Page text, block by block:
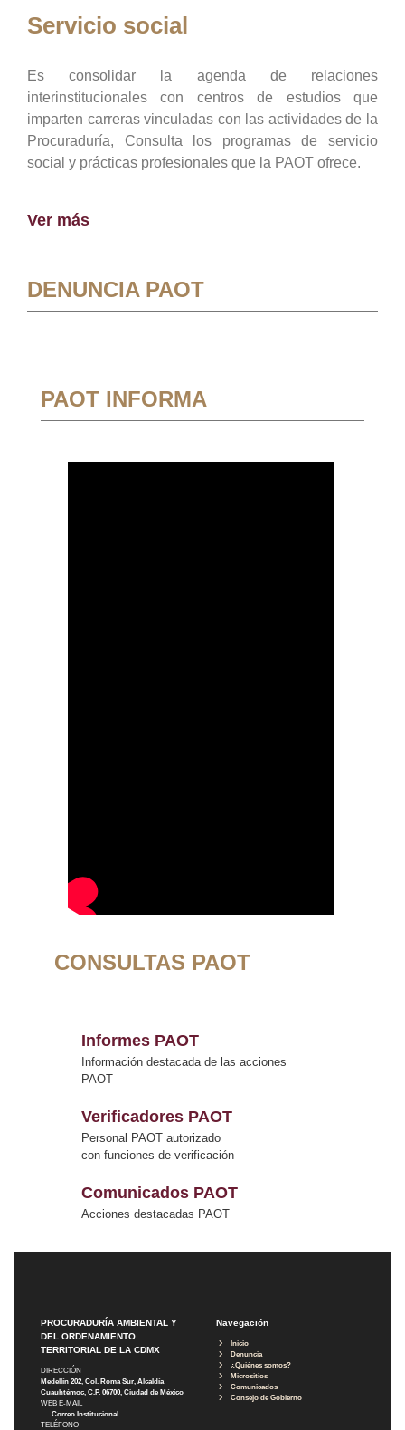
Servicio social
Es consolidar la agenda de relaciones
interinstitucionales con centros de estudios que
imparten carreras vinculadas con las actividades de la
Procuraduría, Consulta los programas de servicio
social y prácticas profesionales que la PAOT ofrece.
Ver más
DENUNCIA PAOT
PAOT INFORMA
CONSULTAS PAOT
Informes PAOT
Información destacada de las acciones
PAOT
Verificadores PAOT
Personal PAOT autorizado
con funciones de verificación
Comunicados PAOT
Acciones destacadas PAOT
PROCURADURÍA AMBIENTAL Y
DEL ORDENAMIENTO
TERRITORIAL DE LA CDMX
DIRECCIÓN
Medellín 202, Col. Roma Sur, Alcaldía
Cuauhtémoc, C.P. 06700, Ciudad de México
WEB E-MAIL
Correo Institucional
TELÉFONO
Navegación
Inicio
Denuncia
¿Quiénes somos?
Micrositios
Comunicados
Consejo de Gobierno